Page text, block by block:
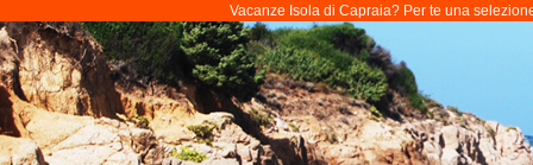
Vacanze Isola di Capraia? Per te una